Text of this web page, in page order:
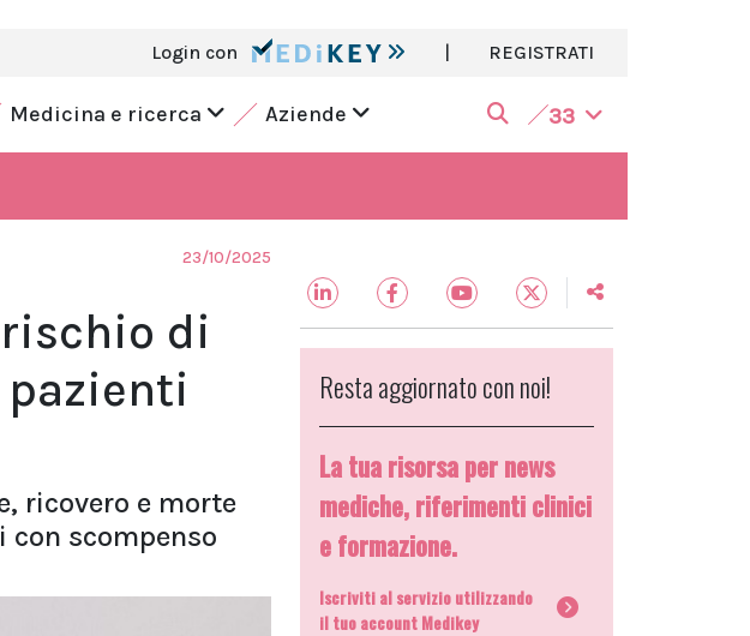
Login con | REGISTRATI
Medicina e ricerca Aziende 33
23/10/2025
di
ricovero e morte
con scompenso
Resta aggiornato con noi!
La tua risorsa per news
mediche, riferimenti clinici
e formazione.
Iscriviti al servizio utilizzando
il tuo account Medikey